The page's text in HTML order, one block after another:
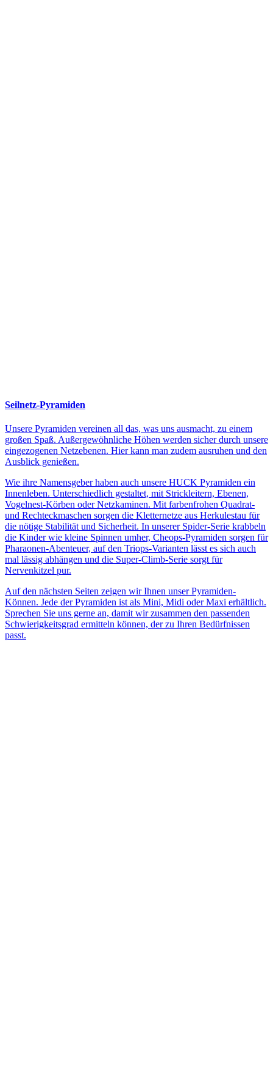
Seilnetz-Pyramiden
Unsere Pyramiden vereinen all das, was uns ausmacht, zu einem
großen Spaß. Außergewöhnliche Höhen werden sicher durch unsere
eingezogenen Netzebenen. Hier kann man zudem ausruhen und den
Ausblick genießen.
Wie ihre Namensgeber haben auch unsere HUCK Pyramiden ein
Innenleben. Unterschiedlich gestaltet, mit Strickleitern, Ebenen,
Vogelnest-Körben oder Netzkaminen. Mit farbenfrohen Quadrat-
und Rechteckmaschen sorgen die Kletternetze aus Herkulestau für
die nötige Stabilität und Sicherheit. In unserer Spider-Serie krabbeln
die Kinder wie kleine Spinnen umher, Cheops-Pyramiden sorgen für
Pharaonen-Abenteuer, auf den Triops-Varianten lässt es sich auch
mal lässig abhängen und die Super-Climb-Serie sorgt für
Nervenkitzel pur.
Auf den nächsten Seiten zeigen wir Ihnen unser Pyramiden-
Können. Jede der Pyramiden ist als Mini, Midi oder Maxi erhältlich.
Sprechen Sie uns gerne an, damit wir zusammen den passenden
Schwierigkeitsgrad ermitteln können, der zu Ihren Bedürfnissen
passt.